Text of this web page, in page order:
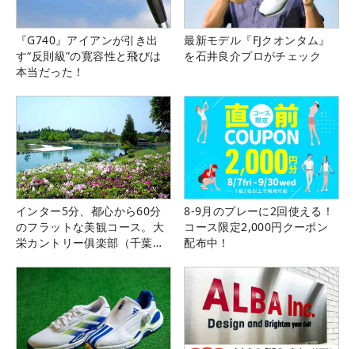
『G740』アイアンが引き出
す“反則級”の寛容性と飛びは
本当だった！
最新モデル『FJクオンタム』
を石井良介プロがチェック
インター5分、都心から60分
のフラットな美観コース。大
栄カントリー俱楽部（千葉
8-9月のプレーに2回使える！
コース限定2,000円クーポン
配布中！